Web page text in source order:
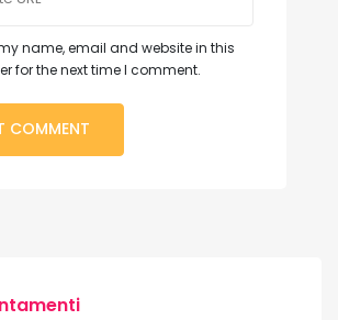
name, email and website in this
for the next time I comment.